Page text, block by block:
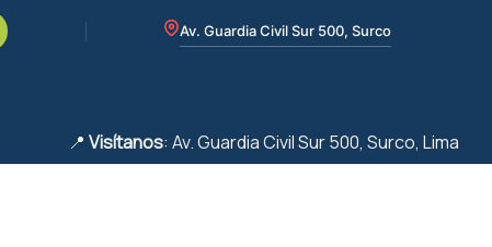
Av. Guardia Civil Sur 500, Surco
📍 Visítanos: Av. Guardia Civil Sur 500, Surco, Lima